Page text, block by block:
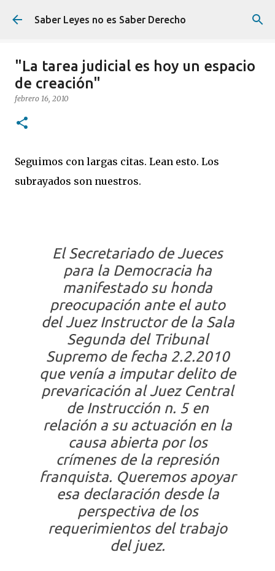
Ir al contenido principal
Saber Leyes no es Saber Derecho
"La tarea judicial es hoy un espacio
de creación"
febrero 16, 2010
Seguimos con largas citas. Lean esto. Los
subrayados son nuestros.
El Secretariado de Jueces
para la Democracia ha
manifestado su honda
preocupación ante el auto
del Juez Instructor de la Sala
Segunda del Tribunal
Supremo de fecha 2.2.2010
que venía a imputar delito de
prevaricación al Juez Central
de Instrucción n. 5 en
relación a su actuación en la
causa abierta por los
crímenes de la represión
franquista. Queremos apoyar
esa declaración desde la
perspectiva de los
requerimientos del trabajo
del juez.